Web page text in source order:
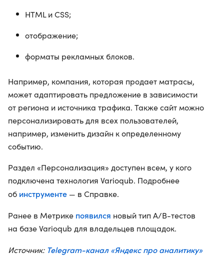
HTML и CSS;
отображение;
форматы рекламных блоков.
Например, компания, которая продает матрасы,
может адаптировать предложение в зависимости
от региона и источника трафика. Также сайт можно
персонализировать для всех пользователей,
например, изменить дизайн к определенному
событию.
Раздел «Персонализация» доступен всем, у кого
подключена технология Varioqub. Подробнее
об инструменте — в Справке.
Ранее в Метрике появился новый тип A/B-тестов
на базе Varioqub для владельцев площадок.
Источник: Telegram-канал «Яндекс про аналитику»